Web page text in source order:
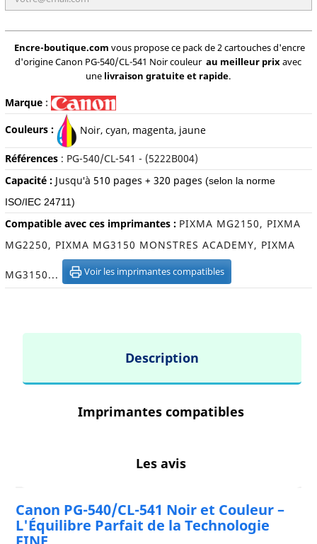
Encre-boutique.com vous propose ce pack de 2 cartouches d'encre
d'origine Canon PG-540/CL-541 Noir couleurau meilleur prixavec
une livraison gratuite et rapide.
Marque:
Couleurs : Noir, cyan, magenta, jaune
Références: PG-540/CL-541 - (5222B004)
Capacité : Jusqu'à 510 pages + 320 pages (selon la norme
ISO/IEC 24711)
Compatible avec ces imprimantes : PIXMA MG2150, PIXMA
MG2250, PIXMA MG3150 MONSTRES ACADEMY, PIXMA
MG3150... Voir les imprimantes compatibles
Description
Imprimantes compatibles
Les avis
Canon PG-540/CL-541 Noir et Couleur –
L'Équilibre Parfait de la Technologie